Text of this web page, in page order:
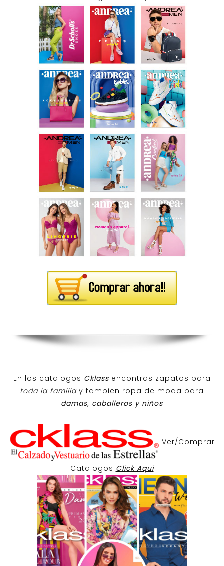
En los catalogos Cklass encontras zapatos para
toda la familiay tambien ropa de moda para
damas, caballeros y niños
Ver/Comprar
Catalogos Click Aqui